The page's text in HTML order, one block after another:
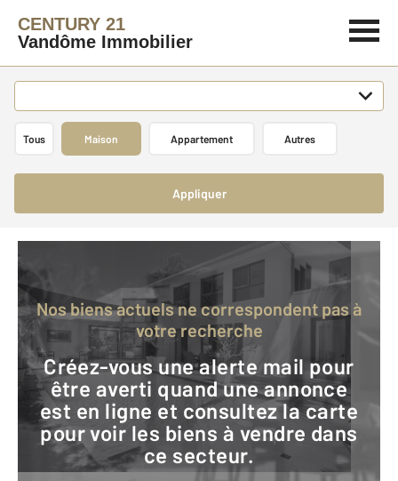
CENTURY 21
Vandôme Immobilier
Tous Maison Appartement Autres
Appliquer
Nos biens actuels ne correspondent pas à
votre recherche
Créez-vous une alerte mail pour
être averti quand une annonce
est en ligne et consultez la carte
pour voir les biens à vendre dans
ce secteur.